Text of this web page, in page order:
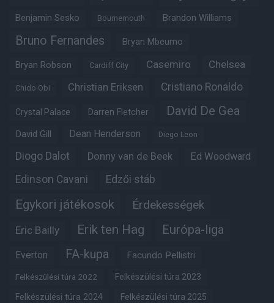
Benjamin Sesko Bournemouth Brandon Williams
Bruno Fernandes Bryan Mbeumo
Bryan Robson Cardiff City Casemiro Chelsea
Chido Obi Christian Eriksen Cristiano Ronaldo
Crystal Palace Darren Fletcher David De Gea
David Gill Dean Henderson Diego Leon
Diogo Dalot Donny van de Beek Ed Woodward
Edinson Cavani Edzői stáb
Egykori játékosok Érdekességek
Eric Bailly Erik ten Hag Európa-liga
Everton FA-kupa Facundo Pellistri
Felkészülési túra 2022 Felkészülési túra 2023
Felkészülési túra 2024 Felkészülési túra 2025